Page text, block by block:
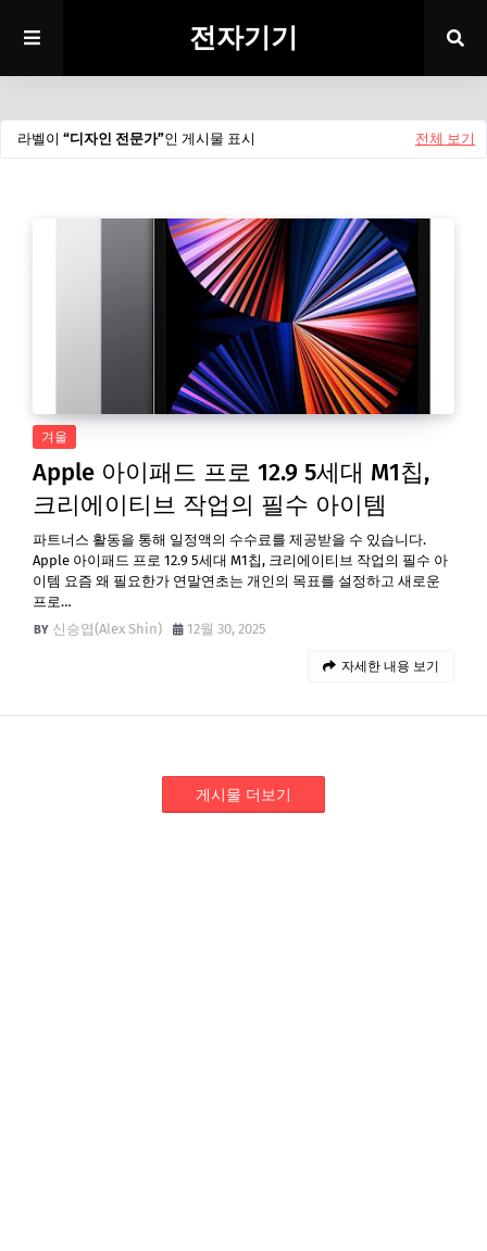
전자기기
라벨이 디자인 전문가 인 게시물 표시 전체 보기
겨울
Apple 아이패드 프로 12.9 5세대 M1칩,
크리에이티브 작업의 필수 아이템
파트너스 활동을 통해 일정액의 수수료를 제공받을 수 있습니다.
Apple 아이패드 프로 12.9 5세대 M1칩, 크리에이티브 작업의 필수 아
이템 요즘 왜 필요한가 연말연초는 개인의 목표를 설정하고 새로운
프로…
신승엽(Alex Shin)
12월 30, 2025
자세한 내용 보기
게시물 더보기